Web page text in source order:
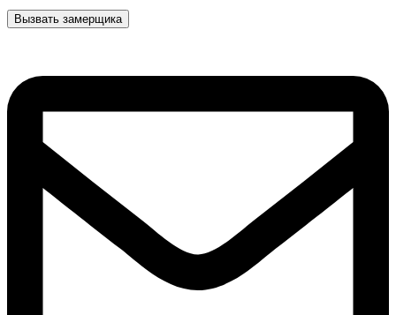
Вызвать замерщика